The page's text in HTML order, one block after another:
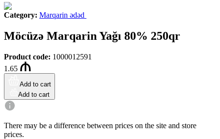
Category: Marqarin ədəd
Möcüzə Marqarin Yağı 80% 250qr
Product code: 1000012591
1.65
Add to cart
Add to cart
There may be a difference between prices on the site and store
prices.